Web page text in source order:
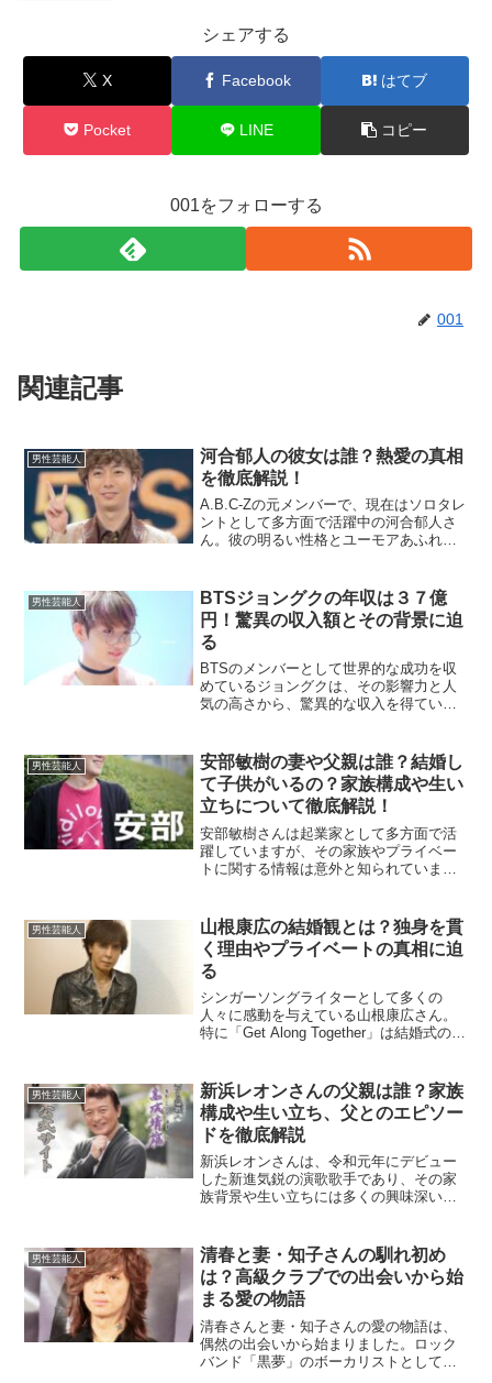
シェアする
X Facebook はてブ
Pocket LINE コピー
001をフォローする
001
関連記事
男性芸能人
河合郁人の彼女は誰？熱愛の真相
を徹底解説！
A.B.C-Zの元メンバーで、現在はソロタレ
ントとして多方面で活躍中の河合郁人さ
ん。彼の明るい性格とユーモアあふれる
のではないでしょうか？この記事では、
河合郁人さんに関...
男性芸能人
BTSジョングクの年収は３７億
円！驚異の収入額とその背景に迫
る
BTSのメンバーとして世界的な成功を収
めているジョングクは、その影響力と人
気の高さから、驚異的な収入を得ていま
詳しく見ていきます。ジョングクの年収
はどれくらい？ジョングク...
男性芸能人
安部敏樹の妻や父親は誰？結婚し
て子供がいるの？家族構成や生い
立ちについて徹底解説！
安部敏樹さんは起業家として多方面で活
躍していますが、その家族やプライベー
トに関する情報は意外と知られていませ
について詳しく解説していきます。安部
敏樹さんは結婚しているの...
男性芸能人
山根康広の結婚観とは？独身を貫
く理由やプライベートの真相に迫
る
シンガーソングライターとして多くの
人々に感動を与えている山根康広さん。
特に「Get Along Together」は結婚式の定
た。しかし、彼自身の結婚観やプライベ
ートに...
男性芸能人
新浜レオンさんの父親は誰？家族
構成や生い立ち、父とのエピソー
ドを徹底解説
新浜レオンさんは、令和元年にデビュー
した新進気鋭の演歌歌手であり、その家
族背景や生い立ちには多くの興味深いエ
家族との関係について詳しく見ていきま
しょう。新浜レオンさんの...
男性芸能人
清春と妻・知子さんの馴れ初め
は？高級クラブでの出会いから始
まる愛の物語
清春さんと妻・知子さんの愛の物語は、
偶然の出会いから始まりました。ロック
バンド「黒夢」のボーカリストとして知